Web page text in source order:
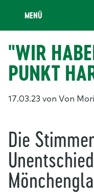
MENÜ
"WIR
PUNKT
17.03.23 von Von
Die